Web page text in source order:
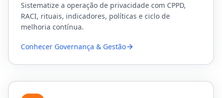
Sistematize a operação de privacidade com CPPD,
RACI, rituais, indicadores, políticas e ciclo de
melhoria contínua.
Conhecer Governança & Gestão